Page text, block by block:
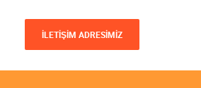
İLETİŞİM ADRESİMİZ